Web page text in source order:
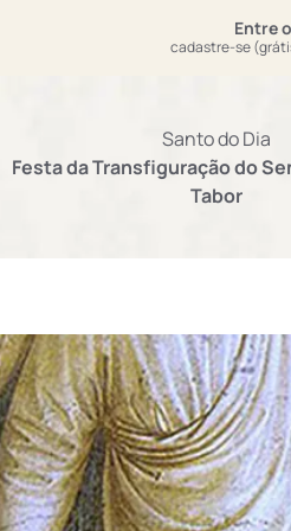
Entre
cadastre-se
Santo do Dia
Festa da Transfiguração do
Tabor